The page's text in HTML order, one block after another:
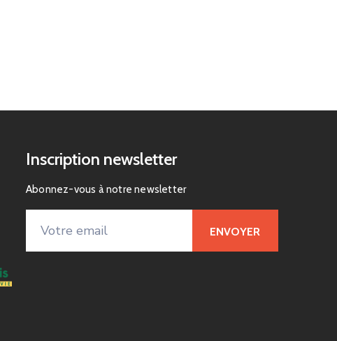
Inscription newsletter
Abonnez-vous à notre newsletter